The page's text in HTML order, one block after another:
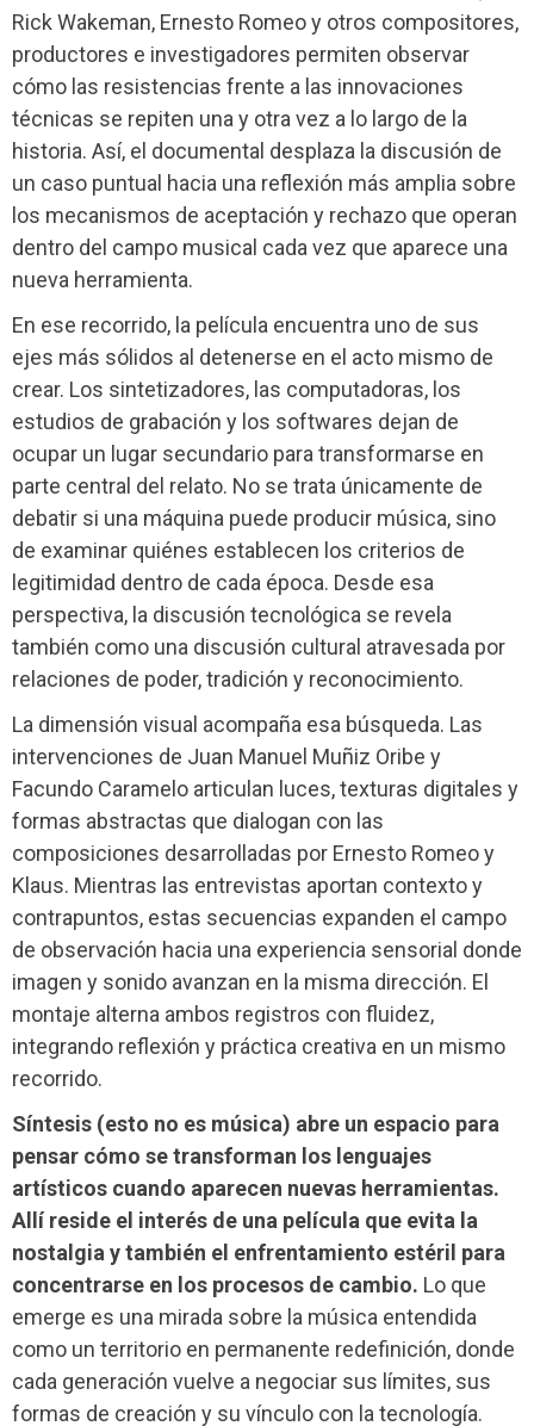
Rick Wakeman, Ernesto Romeo y otros compositores,
productores e investigadores permiten observar
cómo las resistencias frente a las innovaciones
técnicas se repiten una y otra vez a lo largo de la
historia. Así, el documental desplaza la discusión de
un caso puntual hacia una reflexión más amplia sobre
los mecanismos de aceptación y rechazo que operan
dentro del campo musical cada vez que aparece una
nueva herramienta.
En ese recorrido, la película encuentra uno de sus
ejes más sólidos al detenerse en el acto mismo de
crear. Los sintetizadores, las computadoras, los
estudios de grabación y los softwares dejan de
ocupar un lugar secundario para transformarse en
parte central del relato. No se trata únicamente de
debatir si una máquina puede producir música, sino
de examinar quiénes establecen los criterios de
legitimidad dentro de cada época. Desde esa
perspectiva, la discusión tecnológica se revela
también como una discusión cultural atravesada por
relaciones de poder, tradición y reconocimiento.
La dimensión visual acompaña esa búsqueda. Las
intervenciones de Juan Manuel Muñiz Oribe y
Facundo Caramelo articulan luces, texturas digitales y
formas abstractas que dialogan con las
composiciones desarrolladas por Ernesto Romeo y
Klaus. Mientras las entrevistas aportan contexto y
contrapuntos, estas secuencias expanden el campo
de observación hacia una experiencia sensorial donde
imagen y sonido avanzan en la misma dirección. El
montaje alterna ambos registros con fluidez,
integrando reflexión y práctica creativa en un mismo
recorrido.
Síntesis (esto no es música) abre un espacio para
pensar cómo se transforman los lenguajes
artísticos cuando aparecen nuevas herramientas.
Allí reside el interés de una película que evita la
nostalgia y también el enfrentamiento estéril para
concentrarse en los procesos de cambio. Lo que
emerge es una mirada sobre la música entendida
como un territorio en permanente redefinición, donde
cada generación vuelve a negociar sus límites, sus
formas de creación y su vínculo con la tecnología.